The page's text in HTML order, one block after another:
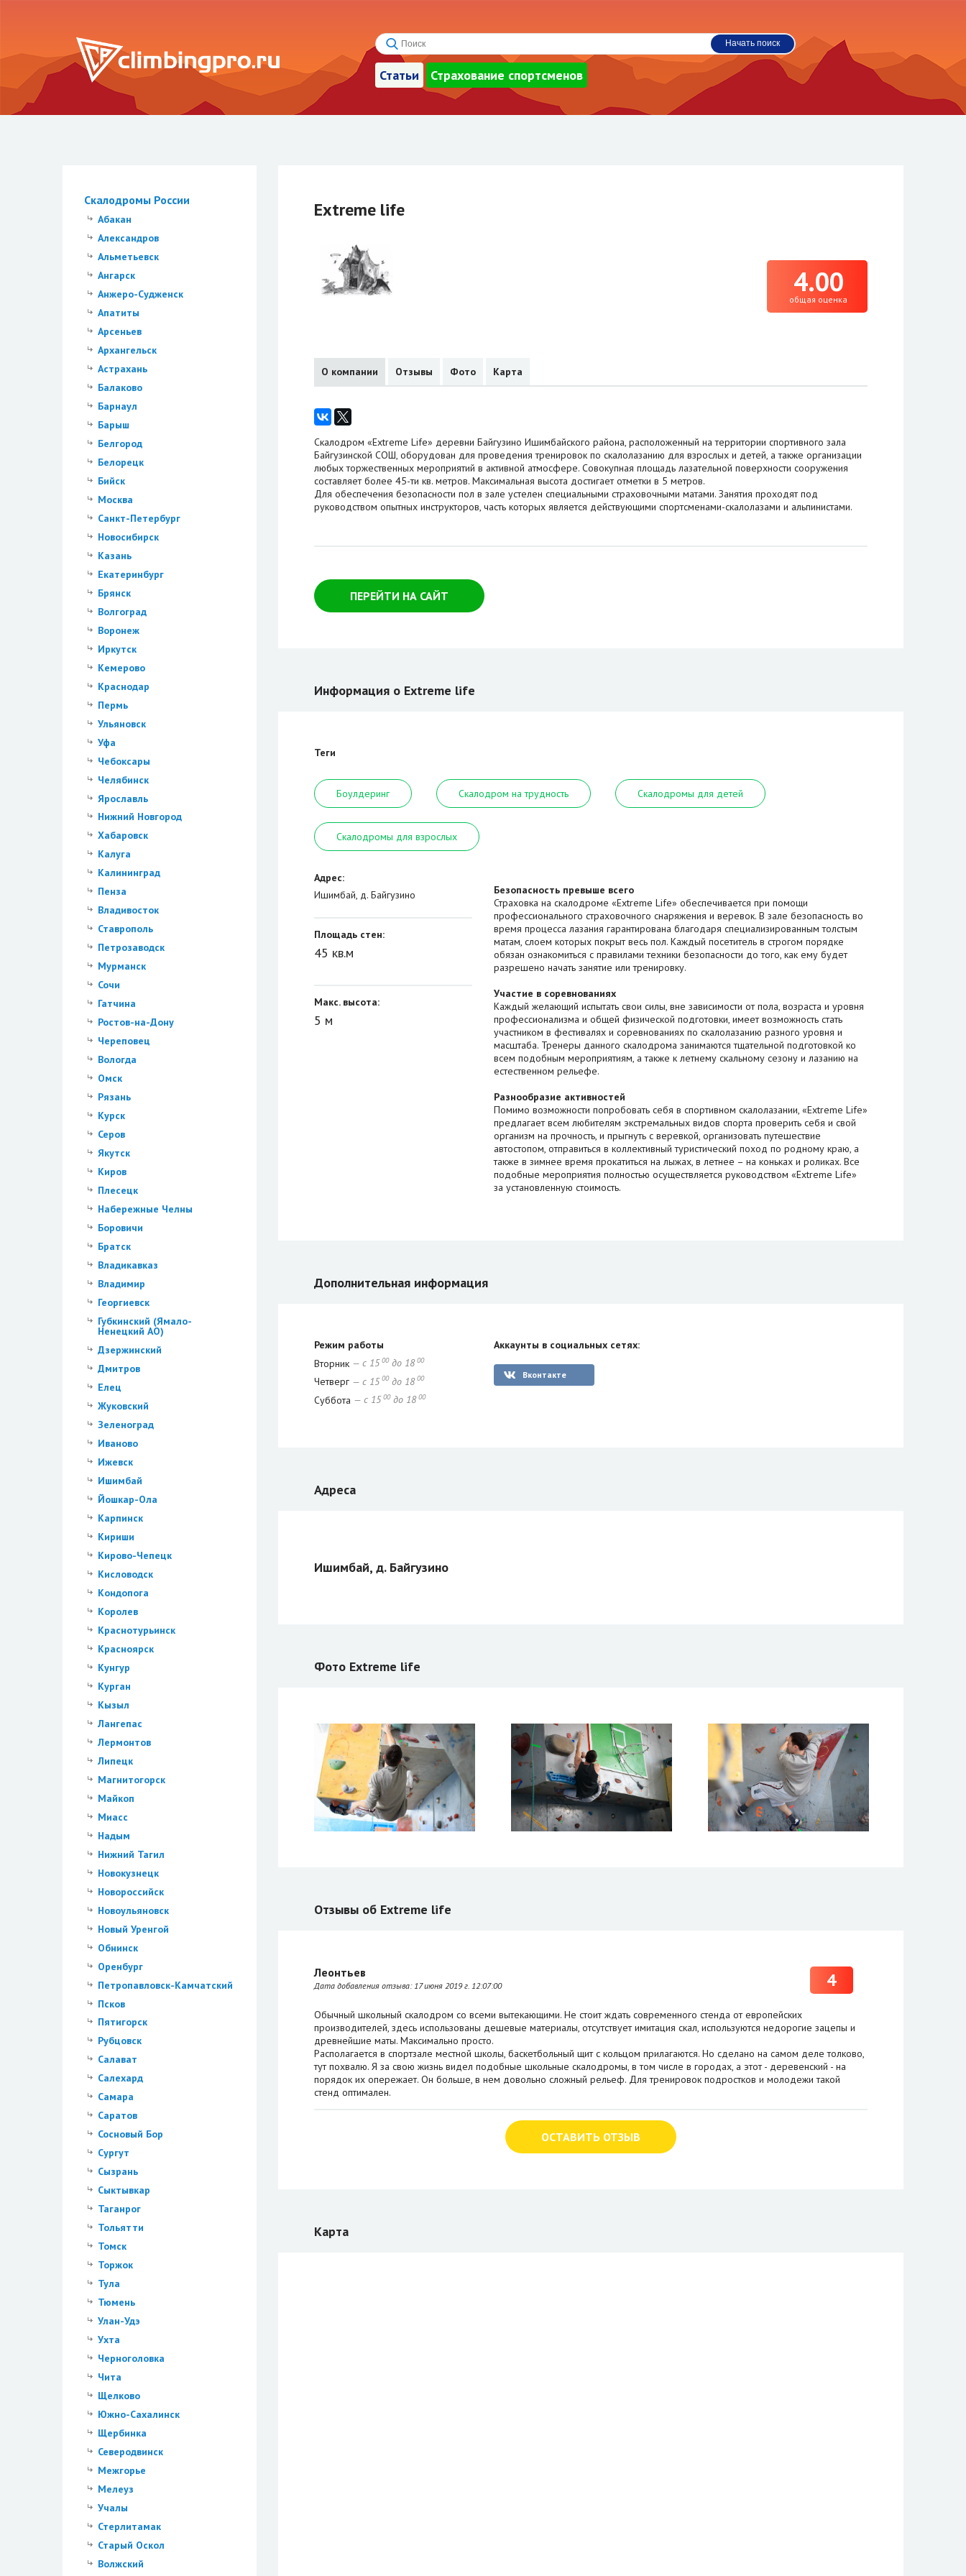
Статьи Страхование спортсменов
Скалодромы России
Абакан
Александров
Альметьевск
Ангарск
Анжеро-Судженск
Апатиты
Арсеньев
Архангельск
Астрахань
Балаково
Барнаул
Барыш
Белгород
Белорецк
Бийск
Москва
Санкт-Петербург
Новосибирск
Казань
Екатеринбург
Брянск
Волгоград
Воронеж
Иркутск
Кемерово
Краснодар
Пермь
Ульяновск
Уфа
Чебоксары
Челябинск
Ярославль
Нижний Новгород
Хабаровск
Калуга
Калининград
Пенза
Владивосток
Ставрополь
Петрозаводск
Мурманск
Сочи
Гатчина
Ростов-на-Дону
Череповец
Вологда
Омск
Рязань
Курск
Серов
Якутск
Киров
Плесецк
Набережные Челны
Боровичи
Братск
Владикавказ
Владимир
Георгиевск
Губкинский (Ямало-
Ненецкий АО)
Дзержинский
Дмитров
Елец
Жуковский
Зеленоград
Иваново
Ижевск
Ишимбай
Йошкар-Ола
Карпинск
Кириши
Кирово-Чепецк
Кисловодск
Кондопога
Королев
Краснотурьинск
Красноярск
Кунгур
Курган
Кызыл
Лангепас
Лермонтов
Липецк
Магнитогорск
Майкоп
Миасс
Надым
Нижний Тагил
Новокузнецк
Новороссийск
Новоульяновск
Новый Уренгой
Обнинск
Оренбург
Петропавловск-Камчатский
Псков
Пятигорск
Рубцовск
Салават
Салехард
Самара
Саратов
Сосновый Бор
Сургут
Сызрань
Сыктывкар
Таганрог
Тольятти
Томск
Торжок
Тула
Тюмень
Улан-Удэ
Ухта
Черноголовка
Чита
Щелково
Южно-Сахалинск
Щербинка
Северодвинск
Межгорье
Мелеуз
Учалы
Стерлитамак
Старый Оскол
Волжский
Extreme life
4.00
общая оценка
О компании Отзывы Фото Карта
Скалодром «Extreme Life» деревни Байгузино Ишимбайского района, расположенный на территории спортивного зала
Байгузинской СОШ, оборудован для проведения тренировок по скалолазанию для взрослых и детей, а также организации
любых торжественных мероприятий в активной атмосфере. Совокупная площадь лазательной поверхности сооружения
составляет более 45-ти кв. метров. Максимальная высота достигает отметки в 5 метров.
Для обеспечения безопасности пол в зале устелен специальными страховочными матами. Занятия проходят под
руководством опытных инструкторов, часть которых является действующими спортсменами-скалолазами и альпинистами.
ПЕРЕЙТИ НА САЙТ
Информация о Extreme life
Теги
Боулдеринг Скалодром на трудность Скалодромы для детей
Скалодромы для взрослых
Адрес:
Ишимбай, д. Байгузино
Площадь стен:
45 кв.м
Макс. высота:
5 м
Безопасность превыше всего
Страховка на скалодроме «Extreme Life» обеспечивается при помощи
профессионального страховочного снаряжения и веревок. В зале безопасность во
время процесса лазания гарантирована благодаря специализированным толстым
матам, слоем которых покрыт весь пол. Каждый посетитель в строгом порядке
обязан ознакомиться с правилами техники безопасности до того, как ему будет
разрешено начать занятие или тренировку.
Участие в соревнованиях
Каждый желающий испытать свои силы, вне зависимости от пола, возраста и уровня
профессионализма и общей физической подготовки, имеет возможность стать
участником в фестивалях и соревнованиях по скалолазанию разного уровня и
масштаба. Тренеры данного скалодрома занимаются тщательной подготовкой ко
всем подобным мероприятиям, а также к летнему скальному сезону и лазанию на
естественном рельефе.
Разнообразие активностей
Помимо возможности попробовать себя в спортивном скалолазании, «Extreme Life»
предлагает всем любителям экстремальных видов спорта проверить себя и свой
организм на прочность, и прыгнуть с веревкой, организовать путешествие
автостопом, отправиться в коллективный туристический поход по родному краю, а
также в зимнее время прокатиться на лыжах, в летнее – на коньках и роликах. Все
подобные мероприятия полностью осуществляется руководством «Extreme Life»
за установленную стоимость.
Дополнительная информация
Режим работы
Вторник — с 15 00до 18 00
Четверг — с 15 00до 18 00
Суббота — с 15 00до 18 00
Аккаунты в социальных сетях:
Вконтакте
Адреса
Ишимбай, д. Байгузино
Фото Extreme life
Отзывы об Extreme life
Леонтьев
Дата добавления отзыва:17 июня 2019 г. 12:07:00 4
Обычный школьный скалодром со всеми вытекающими. Не стоит ждать современного стенда от европейских
производителей, здесь использованы дешевые материалы, отсутствует имитация скал, используются недорогие зацепы и
древнейшие маты. Максимально просто.
Располагается в спортзале местной школы, баскетбольный щит с кольцом прилагаются. Но сделано на самом деле толково,
тут похвалю. Я за свою жизнь видел подобные школьные скалодромы, в том числе в городах, а этот - деревенский - на
порядок их опережает. Он больше, в нем довольно сложный рельеф. Для тренировок подростков и молодежи такой
стенд оптимален.
ОСТАВИТЬ ОТЗЫВ
Карта